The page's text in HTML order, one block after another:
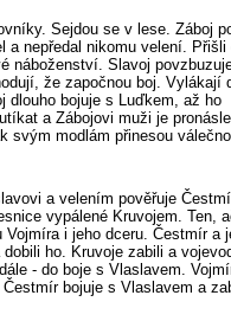
Sejdou se v lese. Záboj
a nepředal nikomu velení. Přišli
náboženství. Slavoj
že započnou boj. Vylákají
dlouho bojuje s Luďkem, až ho
a Zábojovi muži je
svým modlám přinesou
a velením pověřuje
vypálené Kruvojem. Ten,
i jeho dceru. Čestmír a
ho. Kruvoje zabili a
- do boje s Vlaslavem.
bojuje s Vlaslavem a